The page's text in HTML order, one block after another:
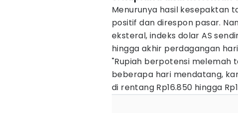
Menurunya hasil kesepaktan
positif dan direspon pasar.
eksteral, indeks dolar AS
hingga akhir perdagangan
"Rupiah berpotensi melemah
beberapa hari mendatang,
di rentang Rp16.850 hingga